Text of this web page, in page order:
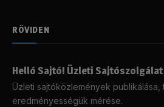
RÖVIDEN
Helló Sajtó! Üzleti Sajtószolgálat
Üzleti sajtóközlemények publikálása,
eredményességük mérése.